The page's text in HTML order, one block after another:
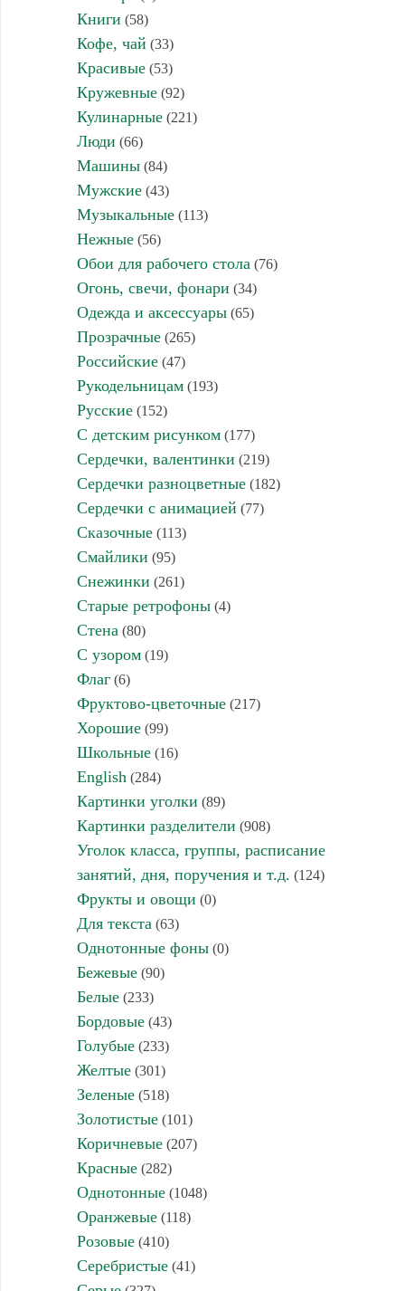
Книги (58)
Кофе, чай (33)
Красивые(53)
Кружевные(92)
Кулинарные(221)
Люди (66)
Машины(84)
Мужские(43)
Музыкальные(113)
Нежные(56)
Обои для рабочего стола (76)
Огонь, свечи, фонари (34)
Одежда и аксессуары(65)
Прозрачные(265)
Российские(47)
Рукодельницам(193)
Русские(152)
С детским рисунком(177)
Сердечки, валентинки (219)
Сердечки разноцветные(182)
Сердечки с анимацией (77)
Сказочные(113)
Смайлики (95)
Снежинки (261)
Старые ретрофоны(4)
Стена (80)
С узором(19)
Флаг(6)
Фруктово-цветочные(217)
Хорошие(99)
Школьные(16)
English (284)
Картинки уголки (89)
Картинки разделители (908)
Уголок класса, группы, расписание
занятий, дня, поручения и т.д. (124)
Фрукты и овощи (0)
Для текста (63)
Однотонные фоны(0)
Бежевые(90)
Белые(233)
Бордовые(43)
Голубые(233)
Желтые(301)
Зеленые(518)
Золотистые(101)
Коричневые(207)
Красные(282)
Однотонные(1048)
Оранжевые(118)
Розовые(410)
Серебристые(41)